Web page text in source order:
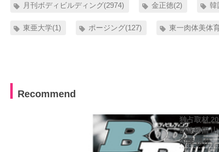
月刊ボディビルディング(2974) 金正徳(2) 韓
東亜大学(1) ポージング(127) 東一肉体美体
Recommend
独占取材
凱旋帰国
尚隆 ほか